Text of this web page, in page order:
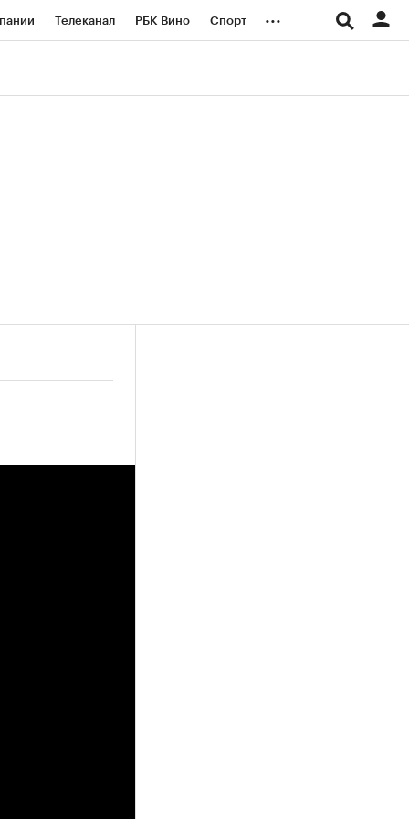
Телеканал РБК Вино Спорт ...